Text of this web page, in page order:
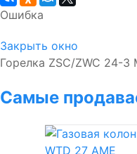
Ошибка
Закрыть окно
Горелка ZSC/ZWC 24-3
Самые